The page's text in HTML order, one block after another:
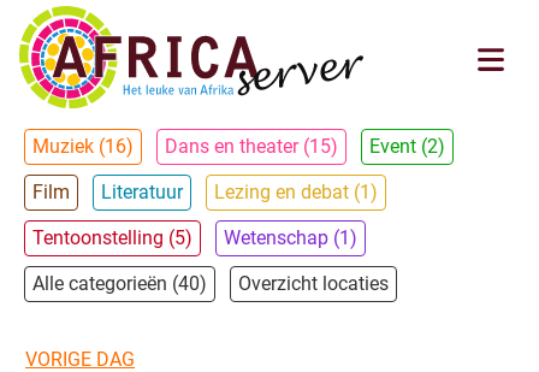
Muziek (16) Dans en theater (15)
Event (2)
Film
Literatuur
Lezing en debat (1)
Tentoonstelling (5)
Wetenschap (1)
Alle categorieën (40)
Overzicht locaties
VORIGE DAG